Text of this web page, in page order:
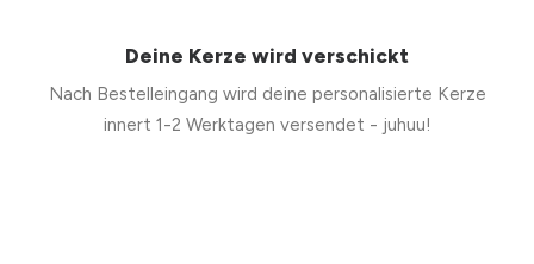
Deine Kerze wird verschickt
Nach Bestelleingang wird deine personalisierte Kerze
innert 1-2 Werktagen versendet - juhuu!